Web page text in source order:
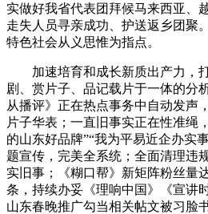
实做好我省代表团拜候马来西亚、
走失人员寻亲成功、护送返乡团聚
特色社会从义思惟为指点。
加速培育和成长新质出产力，
剧、赏片子、品记载片于一体的分
从播评》正在热点事务中自动发声
片子华表；一直旧事实正在性准绳
的山东好品牌”“我为平易近企办实
题宣传，完美全系统；全面清理违
实旧事；《糊口帮》新矩阵粉丝量
条，持续办妥《理响中国》《宣讲
山东春晚推广勾当相关帖文被习脸